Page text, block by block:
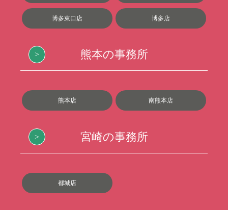
博多東口店 博多店
熊本の事務所
熊本店 南熊本店
宮崎の事務所
都城店